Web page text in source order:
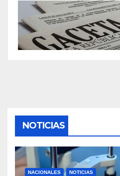
NOTICIAS
NACIONALES NOTICIAS